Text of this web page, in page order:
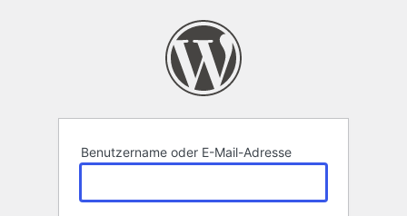
Benutzername oder E-Mail-Adresse